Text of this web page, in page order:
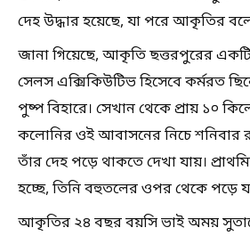
দেহ উদ্ধার হয়েছে, যা পরে আকৃতির
জানা গিয়েছে, আকৃতি ছত্তরপুরের একটি
সেলস এক্সিকিউটিভ হিসেবে কর্মরত
পুষ্প বিহারে। সেখান থেকে প্রায় ১০
কলোনির ওই আবাসনের নিচে শনিবার
তাঁর দেহ পড়ে থাকতে দেখা যায়।
হচ্ছে, তিনি বহুতলের ওপর থেকে পড়ে
আকৃতির ২৪ বছর বয়সি ভাই অময়